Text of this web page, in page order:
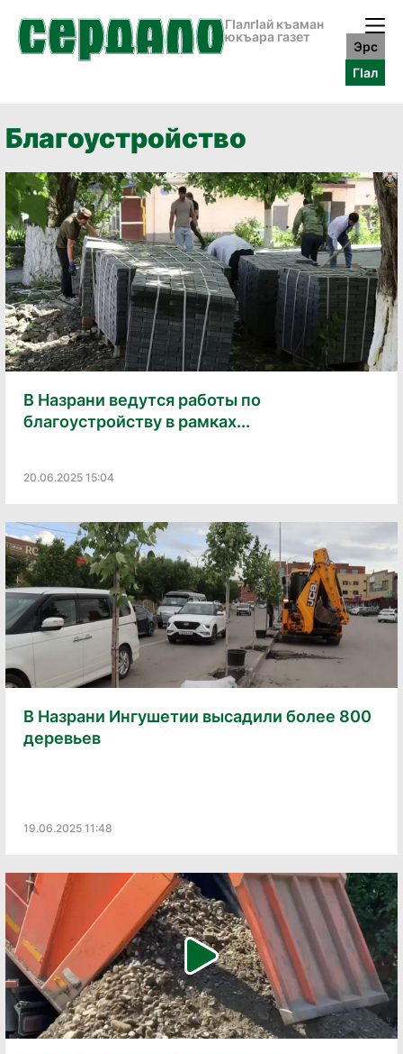
ГӀалгӀай къаман
юкъара газет
Эрс
ГӀал
Благоустройство
В Назрани ведутся работы по
благоустройству в рамках...
20.06.2025 15:04
В Назрани Ингушетии высадили более 800
деревьев
19.06.2025 11:48